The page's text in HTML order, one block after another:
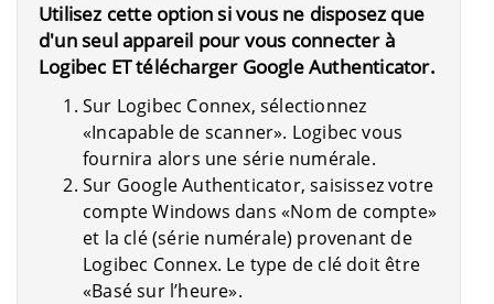
Utilisez cette option si vous ne disposez que
d'un seul appareil pour vous connecter à
Logibec ET télécharger Google Authenticator.
Sur Logibec Connex, sélectionnez
«Incapable de scanner». Logibec vous
fournira alors une série numérale.
Sur Google Authenticator, saisissez votre
compte Windows dans «Nom de compte»
et la clé (série numérale) provenant de
Logibec Connex. Le type de clé doit être
«Basé sur l’heure».